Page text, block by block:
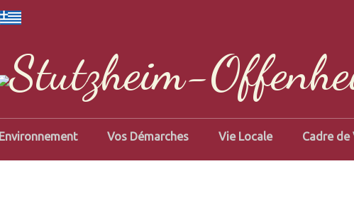
Stutzheim-
Environnement Vos Démarches Vie Locale Cadre de